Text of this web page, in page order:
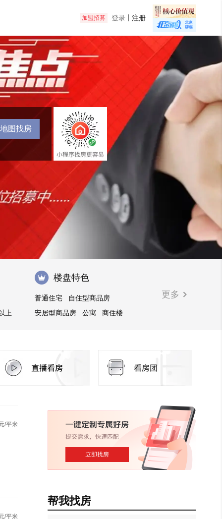
加盟招募 登录 注册
地图找房
上
楼盘特色
普通住宅
自住型商品房
安居型商品房
公寓
商住楼
更多
/平米
/平米
帮我找房